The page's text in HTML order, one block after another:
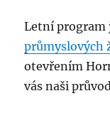
Letní
průmyslových
otevřením
vás naši